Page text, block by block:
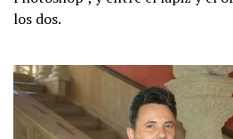
los dos.